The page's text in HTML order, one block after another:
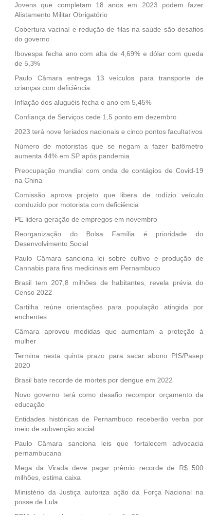
Jovens que completam 18 anos em 2023 podem fazer
Alistamento Militar Obrigatório
Cobertura vacinal e redução de filas na saúde são desafios
do governo
Ibovespa fecha ano com alta de 4,69% e dólar com queda
de 5,3%
Paulo Câmara entrega 13 veículos para transporte de
crianças com deficiência
Inflação dos aluguéis fecha o ano em 5,45%
Confiança de Serviços cede 1,5 ponto em dezembro
2023 terá nove feriados nacionais e cinco pontos facultativos
Número de motoristas que se negam a fazer bafômetro
aumenta 44% em SP após pandemia
Preocupação mundial com onda de contágios de Covid-19
na China
Comissão aprova projeto que libera de rodízio veículo
conduzido por motorista com deficiência
PE lidera geração de empregos em novembro
Reorganização do Bolsa Família é prioridade do
Desenvolvimento Social
Paulo Câmara sanciona lei sobre cultivo e produção de
Cannabis para fins medicinais em Pernambuco
Brasil tem 207,8 milhões de habitantes, revela prévia do
Censo 2022
Cartilha reúne orientações para população atingida por
enchentes
Câmara aprovou medidas que aumentam a proteção à
mulher
Termina nesta quinta prazo para sacar abono PIS/Pasep
2020
Brasil bate recorde de mortes por dengue em 2022
Novo governo terá como desafio recompor orçamento da
educação
Entidades históricas de Pernambuco receberão verba por
meio de subvenção social
Paulo Câmara sanciona leis que fortalecem advocacia
pernambucana
Mega da Virada deve pagar prêmio recorde de R$ 500
milhões, estima caixa
Ministério da Justiça autoriza ação da Força Nacional na
posse de Lula